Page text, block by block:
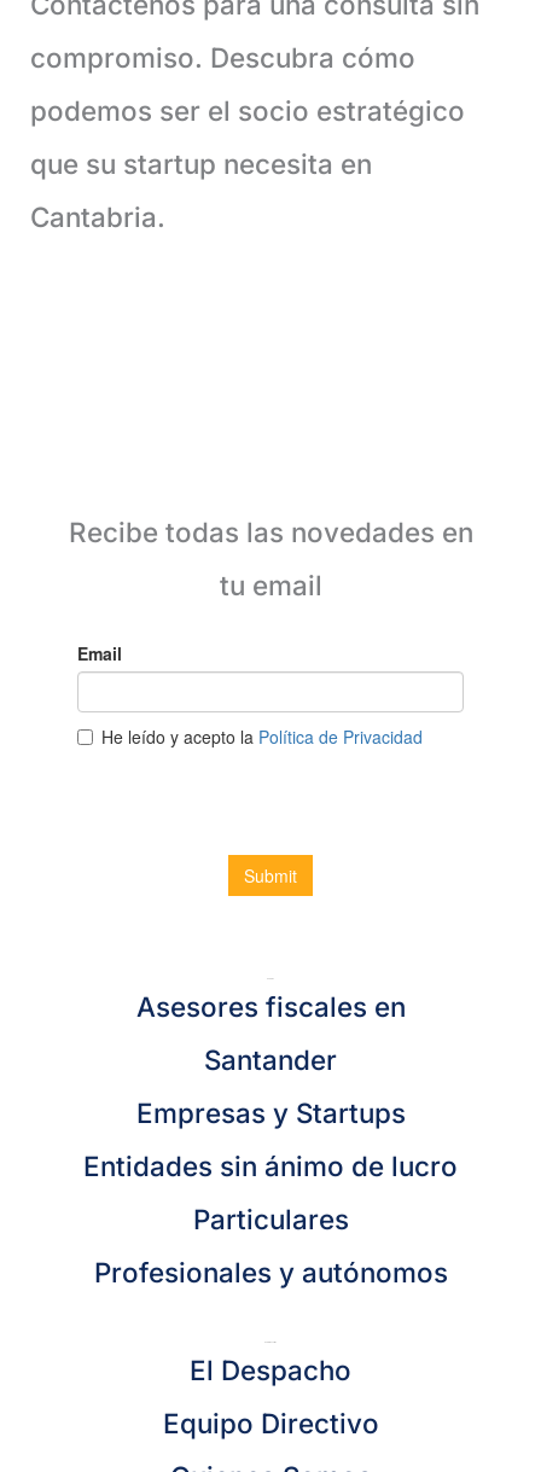
compromiso. Descubra cómo
podemos ser el socio estratégico
que su startup necesita en
Cantabria.
Recibe todas las novedades en
tu email
Asesores fiscales en
Santander
Empresas y Startups
Entidades sin ánimo de lucro
Particulares
Profesionales y autónomos
El Despacho
Equipo Directivo